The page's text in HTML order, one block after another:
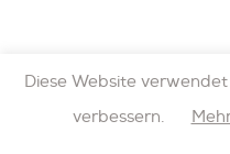
Diese Website
verbessern.